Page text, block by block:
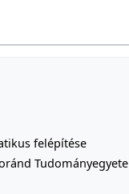
felépítése